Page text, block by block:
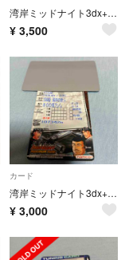
湾岸ミッドナイト3dx+ チューニングカード
¥ 3,500
カード
湾岸ミッドナイト3dx+ チューニングカード
¥ 3,000